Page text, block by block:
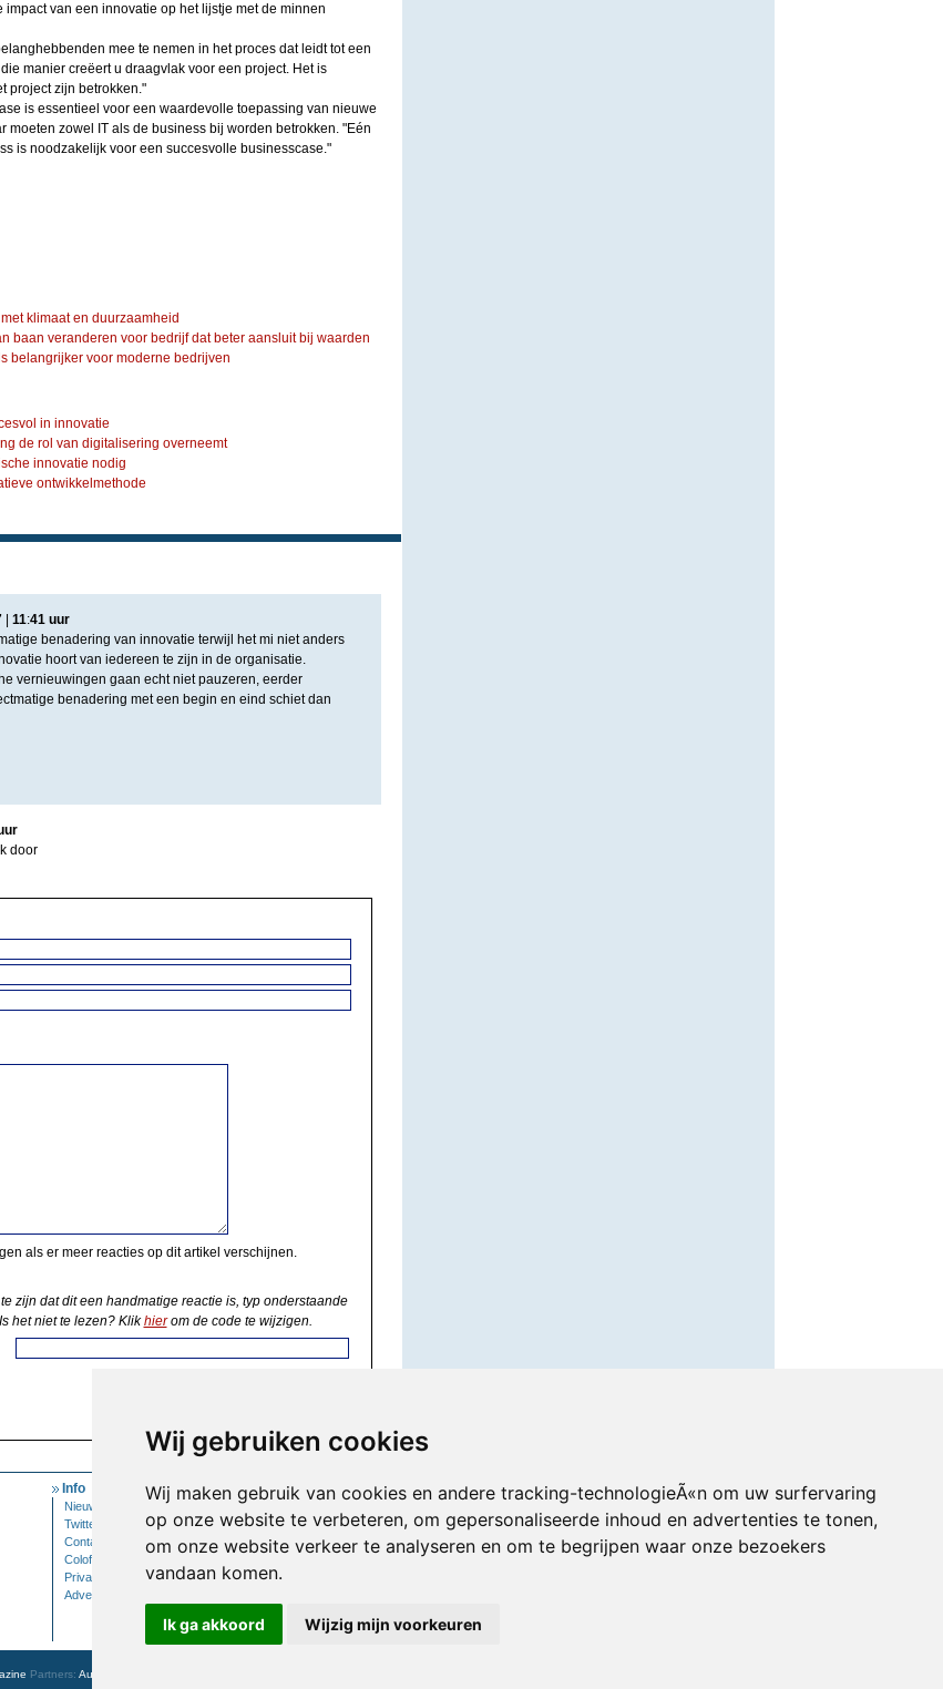
Wij gebruiken cookies
Wij maken gebruik van cookies en andere tracking-technologieÃ«n om uw surfervaring
op onze website te verbeteren, om gepersonaliseerde inhoud en advertenties te tonen,
om onze website verkeer te analyseren en om te begrijpen waar onze bezoekers
vandaan komen.
Ik ga akkoord Wijzig mijn voorkeuren
van een innovatie op het lijstje met de minnen
mee te nemen in het proces dat leidt tot een
die manier creëert u draagvlak voor een project. Het is
project zijn betrokken."
is essentieel voor een waardevolle toepassing van nieuwe
moeten zowel IT als de business bij worden betrokken. "Eén
is noodzakelijk voor een succesvolle businesscase."
klimaat en duurzaamheid
baan veranderen voor bedrijf dat beter aansluit bij waarden
belangrijker voor moderne bedrijven
in innovatie
de rol van digitalisering overneemt
innovatie nodig
ontwikkelmethode
| 11:41 uur
benadering van innovatie terwijl het mi niet anders
hoort van iedereen te zijn in de organisatie.
vernieuwingen gaan echt niet pauzeren, eerder
benadering met een begin en eind schiet dan
door
als er meer reacties op dit artikel verschijnen.
zijn dat dit een handmatige reactie is, typ onderstaande
het niet te lezen? Klikhierom de code te wijzigen.
Info
Nieuwsbrief
Twitter
Contact
Colofon
Privacy
Adverteren
Mijn Account
Inloggen
Partners: Autowereld.com